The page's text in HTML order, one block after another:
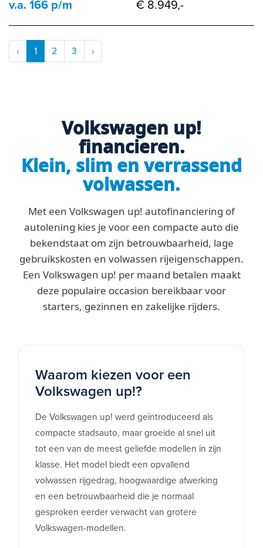
v.a. 166 p/m € 8.949,-
‹ 1 2 3 ›
Volkswagen up!
financieren.
Klein, slim en verrassend
volwassen.
Met een Volkswagen up! autofinanciering of
autolening kies je voor een compacte auto die
bekendstaat om zijn betrouwbaarheid, lage
gebruikskosten en volwassen rijeigenschappen.
Een Volkswagen up! per maand betalen maakt
deze populaire occasion bereikbaar voor
starters, gezinnen en zakelijke rijders.
Waarom kiezen voor een
Volkswagen up!?
De Volkswagen up! werd geïntroduceerd als
compacte stadsauto, maar groeide al snel uit
tot een van de meest geliefde modellen in zijn
klasse. Het model biedt een opvallend
volwassen rijgedrag, hoogwaardige afwerking
en een betrouwbaarheid die je normaal
gesproken eerder verwacht van grotere
Volkswagen-modellen.